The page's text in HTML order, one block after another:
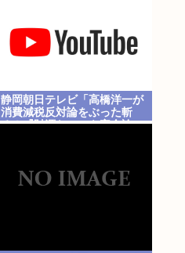
静岡朝日テレビ「高橋洋一が
消費減税反対論をぶった斬
る！『財源ない』を完全論